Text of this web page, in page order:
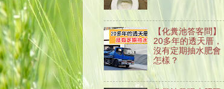
【化糞池答客問】
20多年的透天厝，
沒有定期抽水肥會
怎樣？